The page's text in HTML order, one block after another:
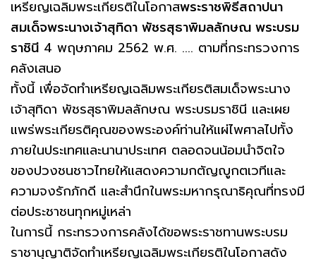
เหรียญเฉลิมพระเกียรติในโอกาสพระราชพิธีสถาปนา
สมเด็จพระนางเจ้าสุทิดา พัชรสุธาพิมลลักษณ พระบรม
ราชินี 4 พฤษภาคม 2562 พ.ศ. .... ตามที่กระทรวงการ
คลังเสนอ
ทั้งนี้ เพื่อจัดทำเหรียญเฉลิมพระเกียรติสมเด็จพระนาง
เจ้าสุทิดา พัชรสุธาพิมลลักษณ พระบรมราชินี และเผย
แพร่พระเกียรติคุณของพระองค์ท่านให้แผ่ไพศาลไปทั้ง
ภายในประเทศและนานาประเทศ ตลอดจนน้อมนำจิตใจ
ของปวงชนชาวไทยให้แสดงความกตัญญูกตเวทีและ
ความจงรักภักดี และสำนึกในพระมหากรุณาธิคุณที่ทรงมี
ต่อประชาชนทุกหมู่เหล่า
ในการนี้ กระทรวงการคลังได้ขอพระราชทานพระบรม
ราชานุญาติจัดทำเหรียญเฉลิมพระเกียรติในโอกาสดัง